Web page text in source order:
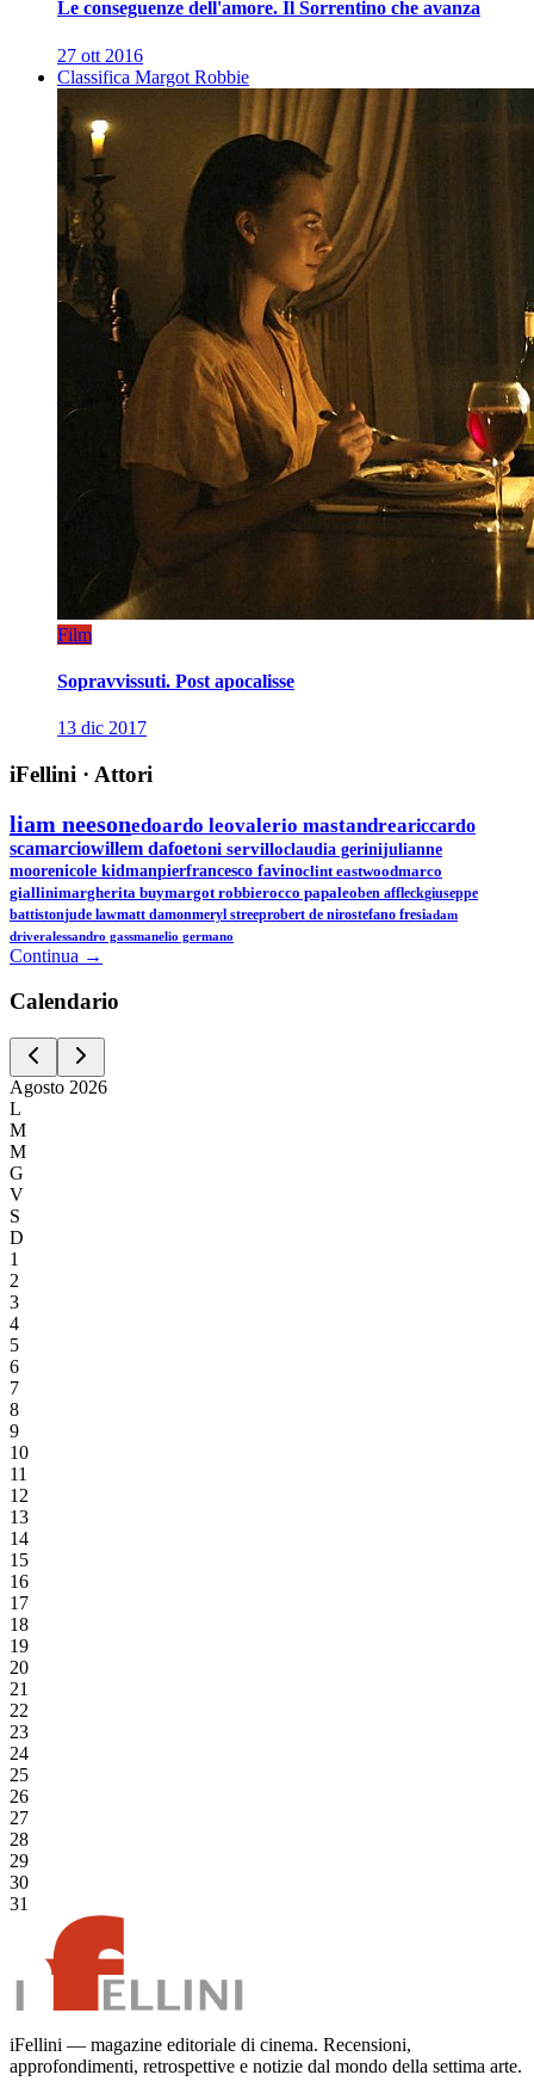
Le conseguenze dell'amore. Il Sorrentino che avanza
27 ott 2016
Classifica Margot Robbie
Film
Sopravvissuti. Post apocalisse
13 dic 2017
iFellini · Attori
liam neesonedoardo leovalerio mastandreariccardo
scamarciowillem dafoetoni servilloclaudia gerinijulianne
moorenicole kidmanpierfrancesco favinoclint eastwoodmarco
giallinimargherita buymargot robbierocco papaleoben affleckgiuseppe
battistonjude lawmatt damonmeryl streeprobert de nirostefano fresiadam
driveralessandro gassmanelio germano
Continua →
Calendario
Agosto 2026
L
M
M
G
V
S
D
1
2
3
4
5
6
7
8
9
10
11
12
13
14
15
16
17
18
19
20
21
22
23
24
25
26
27
28
29
30
31
iFellini — magazine editoriale di cinema. Recensioni,
approfondimenti, retrospettive e notizie dal mondo della settima arte.